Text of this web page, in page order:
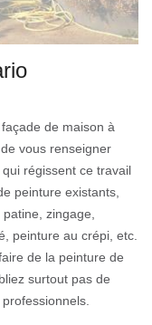
de maison à
vous renseigner
régissent ce travail
peinture existants,
zingage,
peinture au crépi, etc.
de la peinture de
surtout pas de